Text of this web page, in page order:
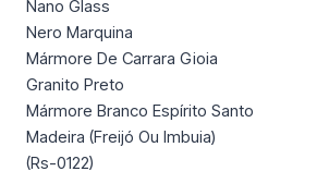
Nano Glass
Nero Marquina
Mármore De Carrara Gioia
Granito Preto
Mármore Branco Espírito Santo
Madeira (Freijó Ou Imbuia)
(Rs-0122)